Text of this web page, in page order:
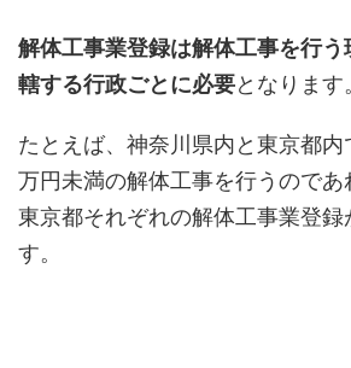
解体工事業登録は解体工事を行
轄する行政ごとに必要となります
たとえば、神奈川県内と東京都
万円未満の解体工事を行うのであ
東京都それぞれの解体工事業登録
す。